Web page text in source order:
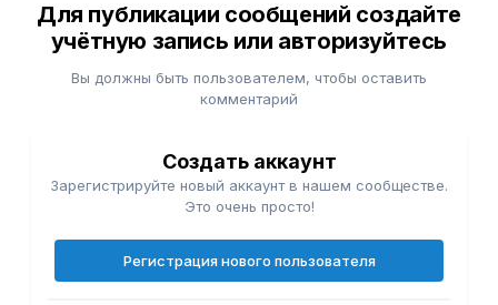
Для публикации сообщений создайте
учётную запись или авторизуйтесь
Вы должны быть пользователем, чтобы оставить
комментарий
Создать аккаунт
Зарегистрируйте новый аккаунт в нашем сообществе.
Это очень просто!
Регистрация нового пользователя